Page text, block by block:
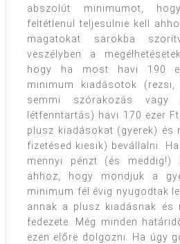
abszolút minimumot,
feltétlenül teljesülnie kell
magatokat sarokba
veszélyben a
hogy ha most havi 190
minimum kiadásotok
semmi szórakozás
létfenntartás) havi 170 ezer
plusz kiadásokat (gyerek) és
fizetésed kiesik) bevállalni.
mennyi pénzt (és meddig!)
ahhoz, hogy mondjuk a
minimum fél évig nyugodtak
annak a plusz kiadásnak és
fedezete. Még minden
ezen előre dolgozni. Ha úgy